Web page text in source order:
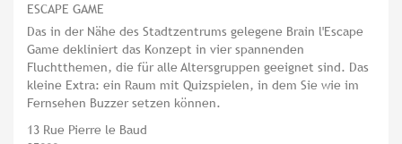
ESCAPE GAME
Das in der Nähe des Stadtzentrums gelegene Brain l'Escape
Game dekliniert das Konzept in vier spannenden
Fluchtthemen, die für alle Altersgruppen geeignet sind. Das
kleine Extra: ein Raum mit Quizspielen, in dem Sie wie im
Fernsehen Buzzer setzen können.
13 Rue Pierre le Baud